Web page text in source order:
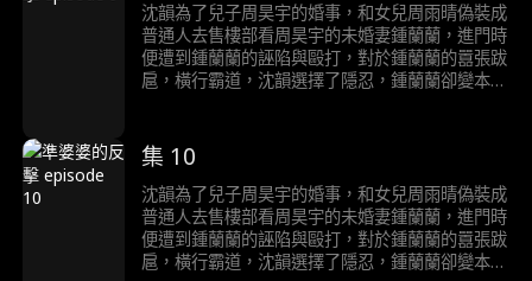
沈韻為了兒子周昊宇的婚事，和女兒周雨晴偽裝成
普通人去售樓部看周昊宇的未婚妻鍾蘭蘭，進門時
便遭到鍾蘭蘭的誣陷與毆打，對於鍾蘭蘭的囂張跋
扈，橫行霸道，沈韻選擇了隱忍，鍾蘭蘭卻變本加
集 10
沈韻為了兒子周昊宇的婚事，和女兒周雨晴偽裝成
普通人去售樓部看周昊宇的未婚妻鍾蘭蘭，進門時
便遭到鍾蘭蘭的誣陷與毆打，對於鍾蘭蘭的囂張跋
扈，橫行霸道，沈韻選擇了隱忍，鍾蘭蘭卻變本加